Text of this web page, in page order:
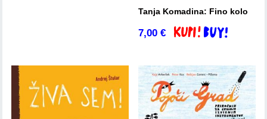
Tanja Komadina: Fino kolo
7,00€ Dodaj v košarico